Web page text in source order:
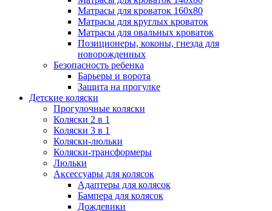
Матрасы для кроваток 160х80
Матрасы для круглых кроваток
Матрасы для овальных кроваток
Позиционеры, коконы, гнезда для
новорожденных
Безопасность ребенка
Барьеры и ворота
Защита на прогулке
Детские коляски
Прогулочные коляски
Коляски 2 в 1
Коляски 3 в 1
Коляски-люльки
Коляски-трансформеры
Люльки
Аксессуары для колясок
Адаптеры для колясок
Бампера для колясок
Дождевики